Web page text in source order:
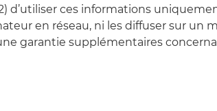
d’utiliser ces informations
en réseau, ni les diffuser sur un
garantie supplémentaires